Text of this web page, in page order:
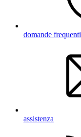
domande frequenti
assistenza